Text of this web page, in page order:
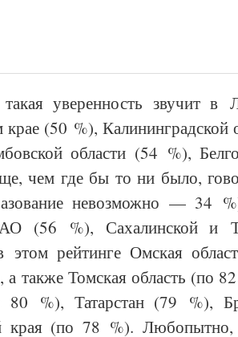
уверенность звучит в
(50 %), Калининградской
области (54 %),
чем где бы то ни было,
невозможно — 34
(56 %), Сахалинской и
рейтинге Омская
также Томская область (по
80 %), Татарстан (79 %),
края (по 78 %). Любопытно,